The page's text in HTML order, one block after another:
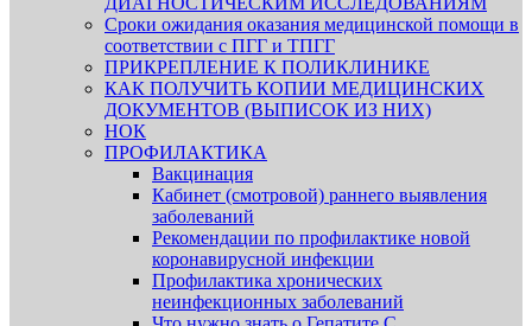
Сроки ожидания оказания медицинской помощи в
соответствии с ПГГ и ТПГГ
ПРИКРЕПЛЕНИЕ К ПОЛИКЛИНИКЕ
КАК ПОЛУЧИТЬ КОПИИ МЕДИЦИНСКИХ
ДОКУМЕНТОВ (ВЫПИСОК ИЗ НИХ)
НОК
ПРОФИЛАКТИКА
Вакцинация
Кабинет (смотровой) раннего выявления
заболеваний
Рекомендации по профилактике новой
коронавирусной инфекции
Профилактика хронических
неинфекционных заболеваний